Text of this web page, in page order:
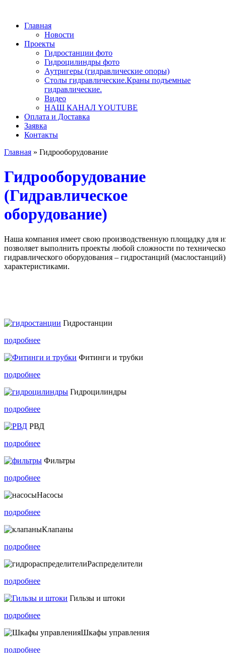
Главная
Новости
Проекты
Гидростанции фото
Гидроцилиндры фото
Аутригеры (гидравлические опоры)
Столы гидравлические.Краны подъемные
гидравлические.
Видео
НАШ КАНАЛ YOUTUBE
Оплата и Доставка
Заявка
Контакты
Главная » Гидрооборудование
Гидрооборудование
(Гидравлическое
оборудование)
Наша компания имеет свою производственную площадку для
позволяет выполнить проекты любой сложности по
гидравлического оборудования – гидростанций
характеристиками.
Гидростанции
подробнее
Фитинги и трубки
подробнее
Гидроцилиндры
подробнее
РВД
подробнее
Фильтры
подробнее
Насосы
подробнее
Клапаны
подробнее
Распределители
подробнее
Гильзы и штоки
подробнее
Шкафы управления
подробнее